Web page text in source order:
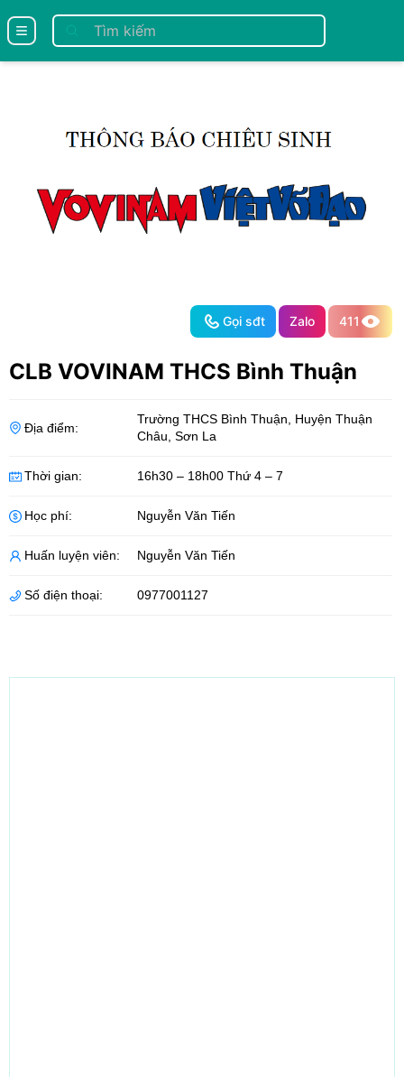
menu
Gọi sđt Zalo 411
CLB VOVINAM THCS Bình Thuận
Địa điểm:
Trường THCS Bình Thuận
Huyện Thuận
Châu Sơn La
Thời gian: 16h30 – 18h00 Thứ 4 – 7
Học phí: Nguyễn Văn Tiến
Huấn luyện viên: Nguyễn Văn Tiến
Số điện thoại: 0977001127